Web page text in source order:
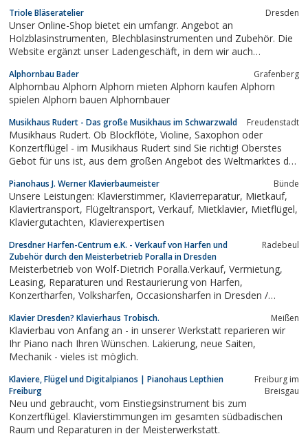
Triole Bläseratelier Dresden
Unser Online-Shop bietet ein umfangr. Angebot an
Holzblasinstrumenten, Blechblasinstrumenten und Zubehör. Die
Website ergänzt unser Ladengeschäft, in dem wir auch
Alphornbau Bader Grafenberg
Alphornbau Alphorn Alphorn mieten Alphorn kaufen Alphorn
spielen Alphorn bauen Alphornbauer
Musikhaus Rudert - Das große Musikhaus im Schwarzwald Freudenstadt
Musikhaus Rudert. Ob Blockflöte, Violine, Saxophon oder
Konzertflügel - im Musikhaus Rudert sind Sie richtig! Oberstes
Gebot für uns ist, aus dem großen Angebot des Weltmarktes das
Pianohaus J. Werner Klavierbaumeister Bünde
Unsere Leistungen: Klavierstimmer, Klavierreparatur, Mietkauf,
Klaviertransport, Flügeltransport, Verkauf, Mietklavier, Mietflügel,
Klaviergutachten, Klavierexpertisen
Dresdner Harfen-Centrum e.K. - Verkauf von Harfen und
Zubehör durch den Meisterbetrieb Poralla in Dresden
Radebeul
Meisterbetrieb von Wolf-Dietrich Poralla.Verkauf, Vermietung,
Leasing, Reparaturen und Restaurierung von Harfen,
Konzertharfen, Volksharfen, Occasionsharfen in Dresden /
Klavier Dresden? Klavierhaus Trobisch. Meißen
Klavierbau von Anfang an - in unserer Werkstatt reparieren wir
Ihr Piano nach Ihren Wünschen. Lakierung, neue Saiten,
Mechanik - vieles ist möglich.
Klaviere, Flügel und Digitalpianos | Pianohaus Lepthien
Freiburg
Freiburg im
Breisgau
Neu und gebraucht, vom Einstiegsinstrument bis zum
Konzertflügel. Klavierstimmungen im gesamten südbadischen
Raum und Reparaturen in der Meisterwerkstatt.